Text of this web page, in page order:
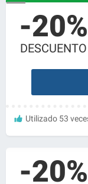
-20%
DESCUENTO
Utilizado 53
-20%